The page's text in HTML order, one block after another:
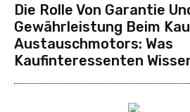
Die Rolle Von Garantie
Gewährleistung Beim
Austauschmotors: Was
Kaufinteressenten